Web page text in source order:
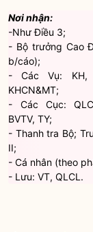
Nơi nhận:
-Như Điều 3;
- Bộ trưởng Cao
b/cáo);
- Các Vụ: KH,
KHCN&MT;
- Các Cục:
BVTV, TY;
- Thanh tra Bộ;
II;
- Cá nhân (theo
- Lưu: VT, QLCL.